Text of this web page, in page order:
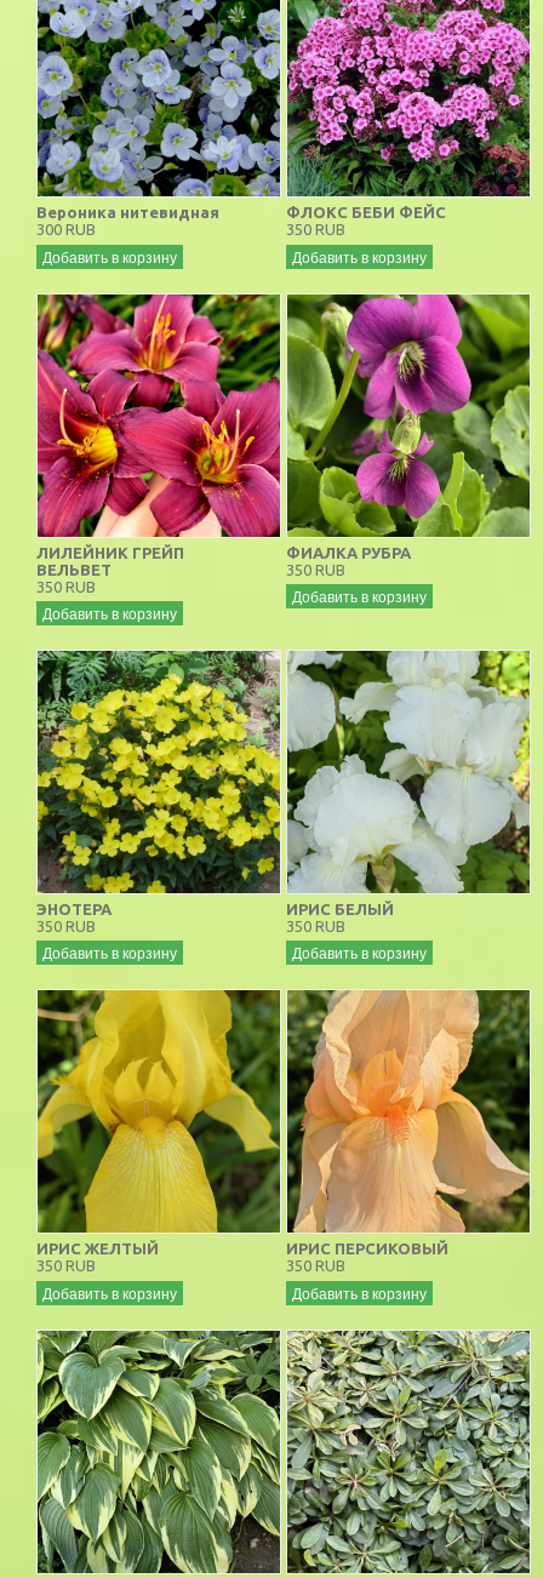
Вероника нитевидная
300 RUB
Добавить в корзину
ФЛОКС БЕБИ ФЕЙС
350 RUB
Добавить в корзину
ЛИЛЕЙНИК ГРЕЙП
ВЕЛЬВЕТ
350 RUB
Добавить в корзину
ФИАЛКА РУБРА
350 RUB
Добавить в корзину
ЭНОТЕРА
350 RUB
Добавить в корзину
ИРИС БЕЛЫЙ
350 RUB
Добавить в корзину
ИРИС ЖЕЛТЫЙ
350 RUB
Добавить в корзину
ИРИС ПЕРСИКОВЫЙ
350 RUB
Добавить в корзину